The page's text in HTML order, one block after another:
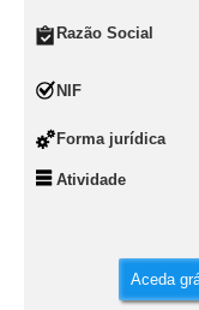
Razão Social
NIF
Forma jurídica
Atividade
Aceda